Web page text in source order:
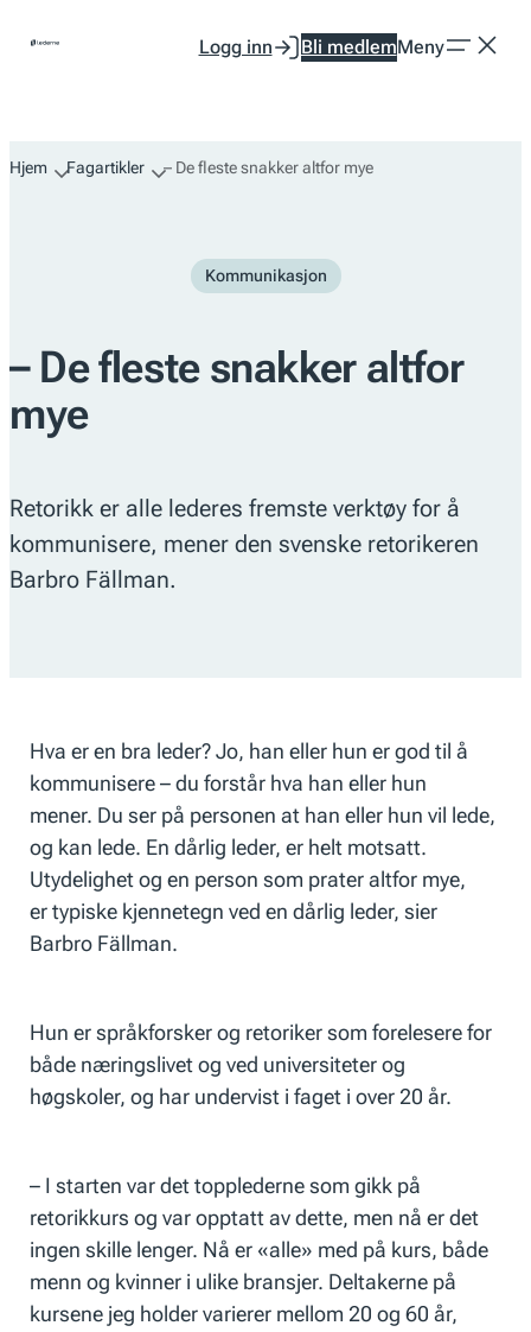
Logg inn Bli medlemMeny
Hjem Fagartikler – De fleste snakker altfor mye
Kommunikasjon
– De fleste snakker altfor
mye
Retorikk er alle lederes fremste verktøy for å
kommunisere, mener den svenske retorikeren
Barbro Fällman.
Hva er en bra leder? Jo, han eller hun er god til å
kommunisere – du forstår hva han eller hun
mener. Du ser på personen at han eller hun vil lede,
og kan lede. En dårlig leder, er helt motsatt.
Utydelighet og en person som prater altfor mye,
er typiske kjennetegn ved en dårlig leder, sier
Barbro Fällman.
Hun er språkforsker og retoriker som forelesere for
både næringslivet og ved universiteter og
høgskoler, og har undervist i faget i over 20 år.
– I starten var det topplederne som gikk på
retorikkurs og var opptatt av dette, men nå er det
ingen skille lenger. Nå er «alle» med på kurs, både
menn og kvinner i ulike bransjer. Deltakerne på
kursene jeg holder varierer mellom 20 og 60 år,